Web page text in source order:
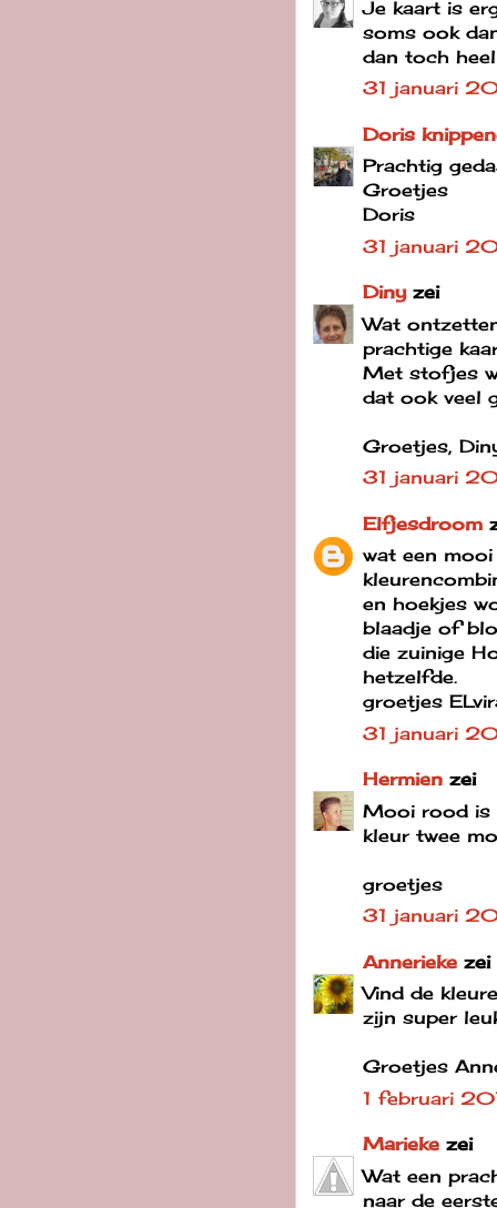
Je kaart is
soms ook
dan toch
31 januari
Doris
Prachtig
Groetjes
Doris
31 januari
Dinyzei
Wat
prachtige
Met stofjes
dat ook veel
Groetjes,
31 januari
Elfjesdroom
wat een
en hoekjes
blaadje of
die zuinige
hetzelfde.
groetjes
31 januari
Hermien zei
Mooi rood is
kleur twee
groetjes
31 januari
Annerieke zei
Vind de
zijn super
Groetjes
1 februari
Marieke zei
Wat een
naar de